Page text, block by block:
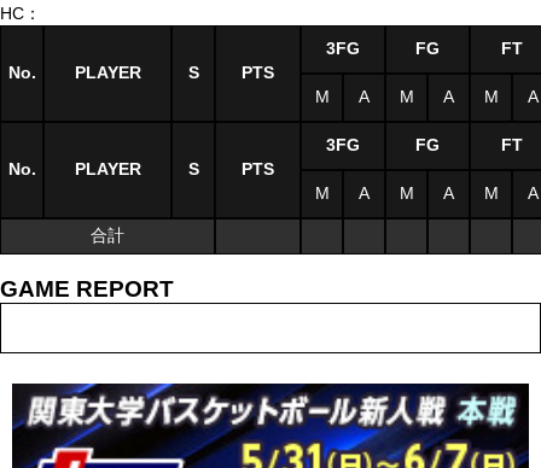
HC：
No. PLAYER S PTS
3FG FG FT
M A M A M A
No. PLAYER S PTS
3FG FG FT
M A M A M A
合計
GAME REPORT